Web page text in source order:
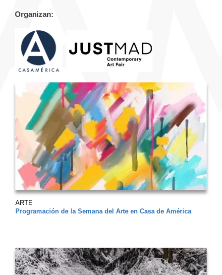
Organizan:
ARTE
Programación de la Semana del Arte en Casa de América